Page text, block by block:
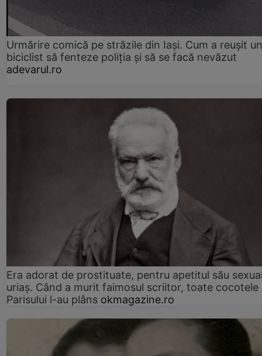
Urmărire comică pe străzile din Iași. Cum a reușit un
biciclist să fenteze poliția și să se facă nevăzut
adevarul.ro
Era adorat de prostituate, pentru apetitul său
uriaș. Când a murit faimosul scriitor, toate cocotele
Parisului l-au plâns okmagazine.ro